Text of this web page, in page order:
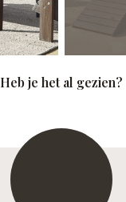
Heb je het al gezien?